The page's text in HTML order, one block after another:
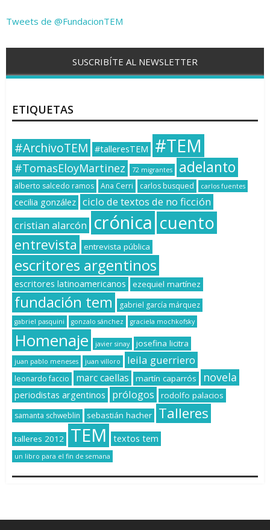
Tweets de @FundacionTEM
SUSCRIBÍTE AL NEWSLETTER
ETIQUETAS
#ArchivoTEM #talleresTEM #TEM
#TomasEloyMartinez 72 migrantes adelanto
alberto salcedo ramos Ana Cerri carlos busqued carlos fuentes
cecilia gonzález ciclo de textos de no ficción
cristian alarcón
crónica cuento
entrevista entrevista pública
escritores argentinos
escritores latinoamericanos ezequiel martínez
fundación tem gabriel garcía márquez
gabriel pasquini gonzalo sánchez graciela mochkofsky
Homenaje javier sinay josefina licitra
juan pablo meneses juan villoro leila guerriero
leonardo faccio marc caellas martín caparrós novela
periodistas argentinos prólogos rodolfo palacios
samanta schweblin sebastián hacher Talleres
talleres 2012 TEM textos tem
un libro para el fin de semana